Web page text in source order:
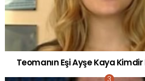
Teomanın Eşi Ayşe Kaya